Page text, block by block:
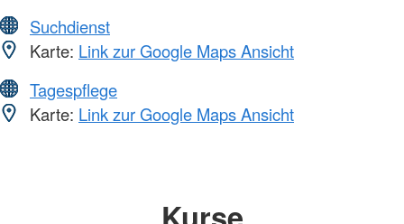
Suchdienst
Karte: Link zur Google Maps Ansicht
Tagespflege
Karte: Link zur Google Maps Ansicht